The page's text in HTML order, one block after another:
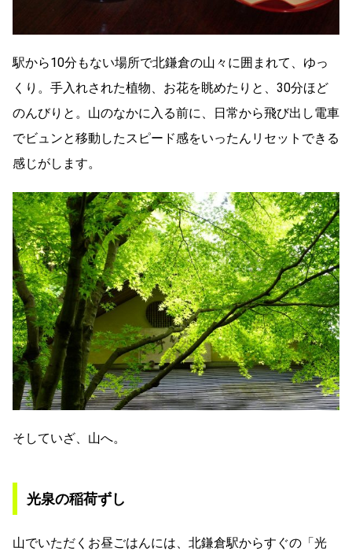
駅から10分もない場所で北鎌倉の山々に囲まれて、ゆっ
くり。手入れされた植物、お花を眺めたりと、30分ほど
のんびりと。山のなかに入る前に、日常から飛び出し電車
でビュンと移動したスピード感をいったんリセットできる
感じがします。
そしていざ、山へ。
光泉の稲荷ずし
山でいただくお昼ごはんには、北鎌倉駅からすぐの「光